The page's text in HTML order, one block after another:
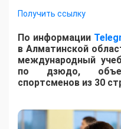
Получить ссылку
По информации
в Алматинской
международный
по дзюдо,
спортсменов из 30